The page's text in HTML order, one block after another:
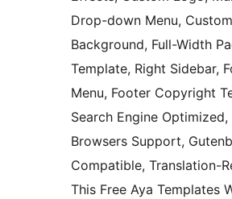
Drop-down Menu, Custom
Background, Full-Width
Template, Right Sidebar,
Menu, Footer Copyright
Search Engine
Browsers Support,
Compatible, Translation-
This Free Aya Templates